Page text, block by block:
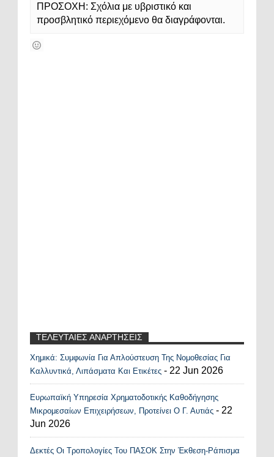
ΠΡΟΣΟΧΗ: Σχόλια με υβριστικό και
προσβλητικό περιεχόμενο θα διαγράφονται.
ΤΕΛΕΥΤΑΙΕΣ ΑΝΑΡΤΗΣΕΙΣ
Recent Posts Widget
Χημικά: Συμφωνία Για Απλούστευση Της Νομοθεσίας Για
Καλλυντικά, Λιπάσματα Και Ετικέτες - 22 Jun 2026
Ευρωπαϊκή Υπηρεσία Χρηματοδοτικής Καθοδήγησης
Μικρομεσαίων Επιχειρήσεων, Προτείνει Ο Γ. Αυτιάς - 22
Jun 2026
Δεκτές Οι Τροπολογίες Του ΠΑΣΟΚ Στην Έκθεση-Ράπισμα